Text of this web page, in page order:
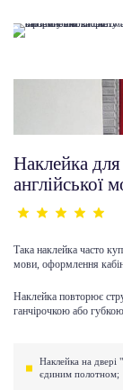
Наклейка
англійської
Така наклейка часто
мови, оформлення
Наклейка повторює
ганчірочкою або
Наклейка на двері
єдиним полотном;